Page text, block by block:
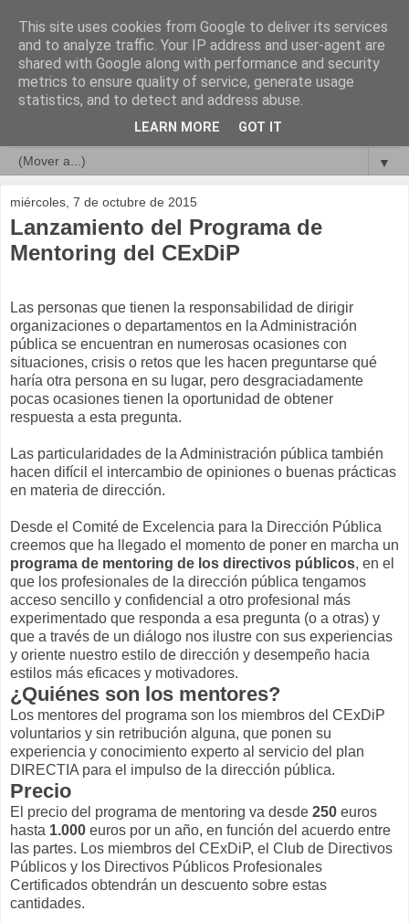
Compromisos de Calidad
▼
miércoles, 7 de octubre de 2015
Lanzamiento del Programa de
Mentoring del CExDiP
Las personas que tienen la responsabilidad de dirigir
organizaciones o departamentos en la Administración
pública se encuentran en numerosas ocasiones con
situaciones, crisis o retos que les hacen preguntarse qué
haría otra persona en su lugar, pero desgraciadamente
pocas ocasiones tienen la oportunidad de obtener
respuesta a esta pregunta.
Las particularidades de la Administración pública también
hacen difícil el intercambio de opiniones o buenas prácticas
en materia de dirección.
Desde el Comité de Excelencia para la Dirección Pública
creemos que ha llegado el momento de poner en marcha un
programa de mentoring de los directivos públicos, en el
que los profesionales de la dirección pública tengamos
acceso sencillo y confidencial a otro profesional más
experimentado que responda a esa pregunta (o a otras) y
que a través de un diálogo nos ilustre con sus experiencias
y oriente nuestro estilo de dirección y desempeño hacia
estilos más eficaces y motivadores.
¿Quiénes son los mentores?
Los mentores del programa son los miembros del CExDiP
voluntarios y sin retribución alguna, que ponen su
experiencia y conocimiento experto al servicio del plan
DIRECTIA para el impulso de la dirección pública.
Precio
El precio del programa de mentoring va desde 250 euros
hasta 1.000 euros por un año, en función del acuerdo entre
las partes. Los miembros del CExDiP, el Club de Directivos
Públicos y los Directivos Públicos Profesionales
Certificados obtendrán un descuento sobre estas
cantidades.
This site uses cookies from Google to deliver its services
and to analyze traffic. Your IP address and user-agent are
shared with Google along with performance and security
metrics to ensure quality of service, generate usage
statistics, and to detect and address abuse.
LEARN MORE GOT IT